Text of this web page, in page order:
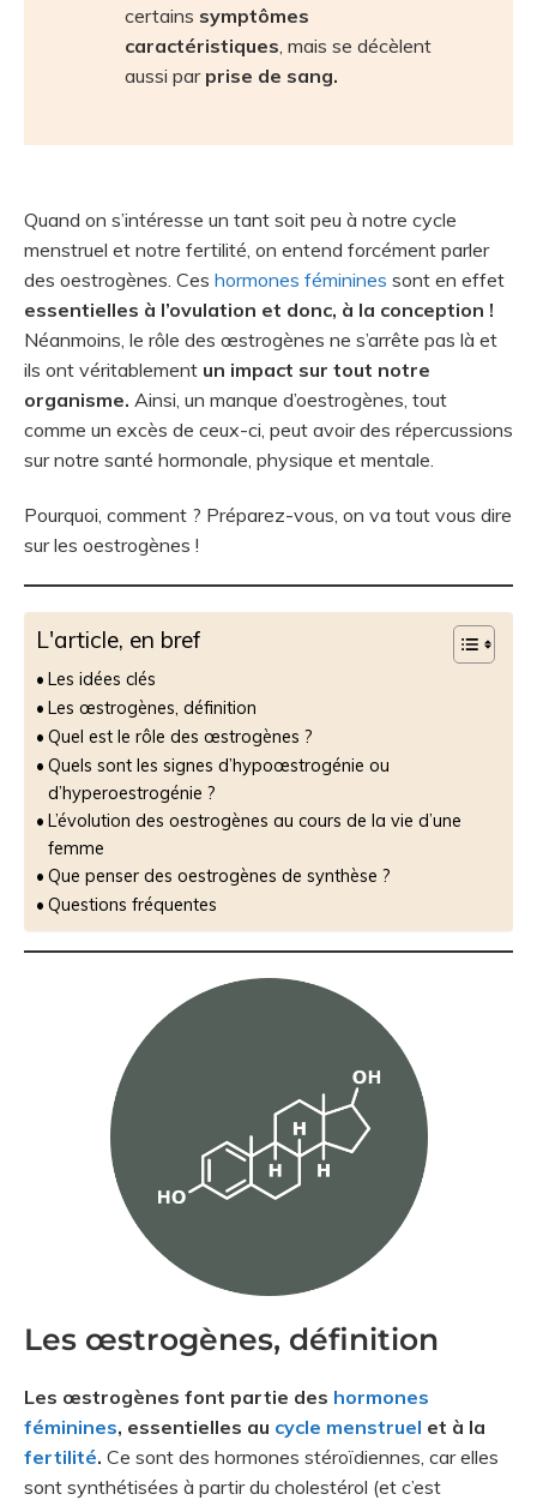
certains symptômes
caractéristiques, mais se décèlent
aussi par prise de sang.
Quand on s’intéresse un tant soit peu à notre cycle
menstruel et notre fertilité, on entend forcément parler
des oestrogènes. Ces hormones féminines sont en effet
essentielles à l’ovulation et donc, à la conception !
Néanmoins, le rôle des œstrogènes ne s’arrête pas là et
ils ont véritablement un impact sur tout notre
organisme. Ainsi, un manque d’oestrogènes, tout
comme un excès de ceux-ci, peut avoir des répercussions
sur notre santé hormonale, physique et mentale.
Pourquoi, comment ? Préparez-vous, on va tout vous dire
sur les oestrogènes !
L'article, en bref
Les idées clés
Les œstrogènes, définition
Quel est le rôle des œstrogènes ?
Quels sont les signes d’hypoœstrogénie ou
d’hyperoestrogénie ?
L’évolution des oestrogènes au cours de la vie d’une
femme
Que penser des oestrogènes de synthèse ?
Questions fréquentes
Les œstrogènes, définition
Les œstrogènes font partie des hormones
féminines, essentielles au cycle menstruel et à la
fertilité. Ce sont des hormones stéroïdiennes, car elles
sont synthétisées à partir du cholestérol (et c’est